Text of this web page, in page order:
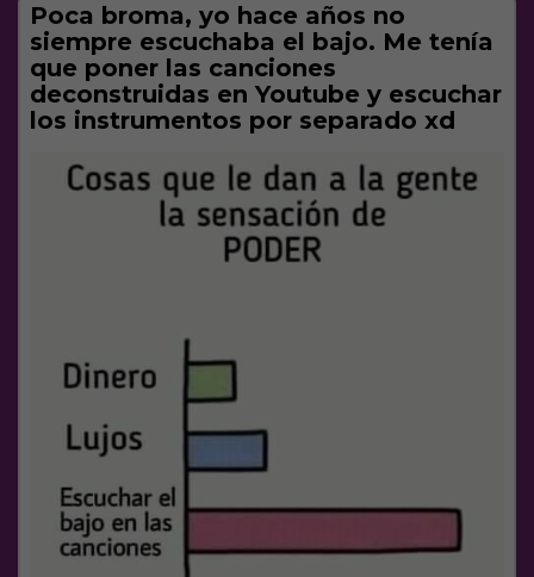
Poca broma, yo hace años no
siempre escuchaba el bajo. Me tenía
que poner las canciones
deconstruidas en Youtube y escuchar
los instrumentos por separado xd